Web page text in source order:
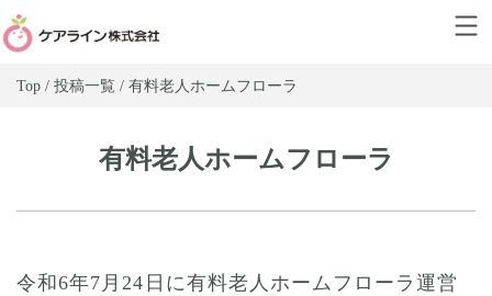
Top / 投稿一覧 / 有料老人ホームフローラ
有料老人ホームフローラ
令和6年7月24日に有料老人ホームフローラ運営